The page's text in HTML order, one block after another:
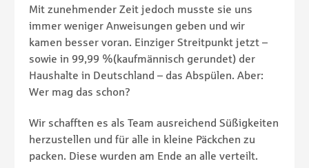
Mit zunehmender Zeit jedoch musste sie uns
immer weniger Anweisungen geben und wir
kamen besser voran. Einziger Streitpunkt jetzt –
sowie in 99,99 %(kaufmännisch gerundet) der
Haushalte in Deutschland – das Abspülen. Aber:
Wer mag das schon?
Wir schafften es als Team ausreichend Süßigkeiten
herzustellen und für alle in kleine Päckchen zu
packen. Diese wurden am Ende an alle verteilt.